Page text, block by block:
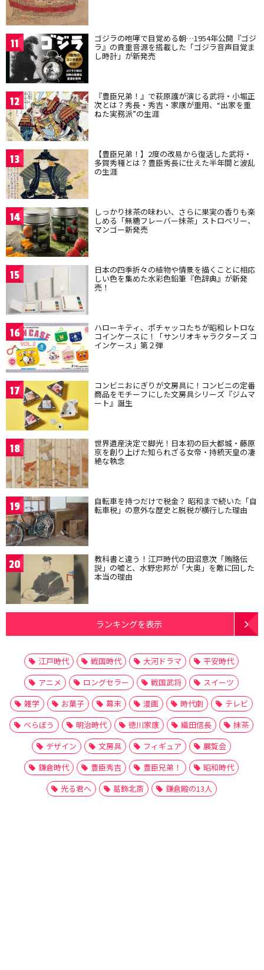
11 ゴジラの咆哮で目覚める朝…1954年公開『ゴジ
ラ』の貴重音源を搭載した「ゴジラ音声目覚ま
し時計」が新発売
12 『豊臣兄弟！』で萩原護が演じる武将・小堀正
次とは？秀長・秀吉・家康が重用、“出家を重
ねた実務派”の生涯
13 【豊臣兄弟！】2度の改易から復活した武将・
多賀秀種とは？豊臣秀長に仕えた半年間と波乱
の生涯
14 しっかり抹茶の味わい、さらに果実の香りも楽
しめる「無糖フレーバー抹茶」ストロベリー、
マンゴー新発売
15 日本の四季折々の植物や情景を描くことに相応
しい色を集めた水彩色鉛筆『色辞典』が新発
売！
16 ハローキティ、ポチャッコたちが昭和レトロな
コインケースに！「サンリオキャラクターズ コ
インケース」第２弾
17 コンビニおにぎりが文房具に！コンビニの定番
商品をモチーフにした文房具シリーズ『ジムマ
ート』誕生
18 世界遺産決定で脚光！日本初の巨大都城・藤原
京を創り上げた知られざる女帝・持統天皇の凄
絶な執念
19 自転車を持つだけで税金？ 昭和まで続いた「自
転車税」の意外な歴史と脱税が横行した理由
20 教科書と違う！江戸時代の田沼意次「賄賂伝
説」の嘘と、水野忠邦が「大奥」を敵に回した
本当の理由
ランキングを表示
江戸時代 戦国時代 大河ドラマ
平安時代
アニメ
ロングセラー 戦国武将
スイーツ
雑学
お菓子 幕末 漫画 時代劇
テレビ
べらぼう
明治時代 徳川家康 織田信長
抹茶
デザイン
文房具 フィギュア
展覧会
鎌倉時代
豊臣秀吉 豊臣兄弟！
昭和時代
光る君へ
葛飾北斎 鎌倉殿の13人